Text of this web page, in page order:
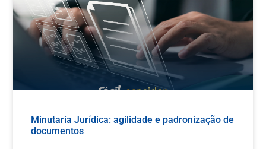
Minutaria Jurídica: agilidade e padronização de
documentos